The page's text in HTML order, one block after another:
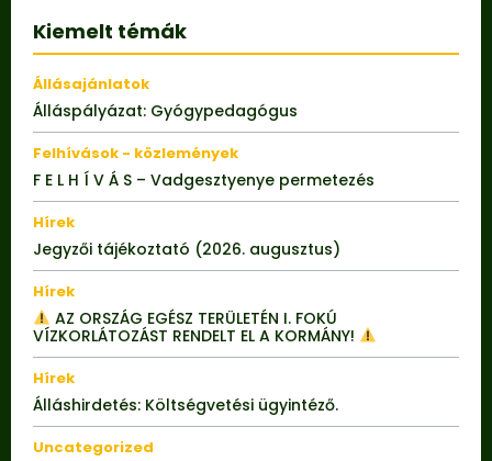
Kiemelt témák
Állásajánlatok
Álláspályázat: Gyógypedagógus
Felhívások - közlemények
F E L H Í V Á S – Vadgesztyenye permetezés
Hírek
Jegyzői tájékoztató (2026. augusztus)
Hírek
AZ ORSZÁG EGÉSZ TERÜLETÉN I. FOKÚ
VÍZKORLÁTOZÁST RENDELT EL A KORMÁNY!
Hírek
Álláshirdetés: Költségvetési ügyintéző.
Uncategorized